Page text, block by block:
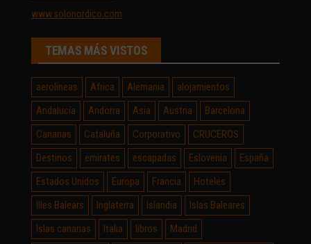
www.solonordico.com
TEMAS MÁS VISTOS
aerolineas Africa Alemania
alojamientos
Andalucía
Andorra Asia Austria
Barcelona
Canarias
Cataluña Corporativo
CRUCEROS
Destinos
emirates escapadas Eslovenia
España
Estados Unidos
Europa Francia
Hoteles
Illes Balears
Inglaterra Islandia
Islas Baleares
Islas canarias
Italia libros
Madrid